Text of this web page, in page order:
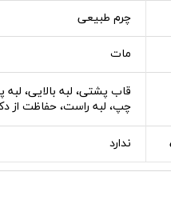
چرم طبیعی
مات
قاب پشتی، لبه بالایی، لبه
چپ، لبه راست، حفاظت از
ندارد